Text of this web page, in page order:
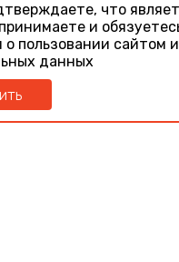
особенности
особенности
что
и
пользовании сайтом и
данных